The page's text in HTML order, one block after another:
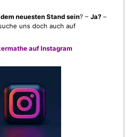
neuesten Stand sein? –Ja? –
uns doch auch auf
auf Instagram